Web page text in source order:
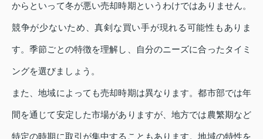
からといって冬が悪い売却時期というわけではありません。
競争が少ないため、真剣な買い手が現れる可能性もありま
す。季節ごとの特徴を理解し、自分のニーズに合ったタイミ
ングを選びましょう。
また、地域によっても売却時期は異なります。都市部では年
間を通じて安定した市場がありますが、地方では農繁期など
特定の時期に取引が集中することもあります。地域の特性を